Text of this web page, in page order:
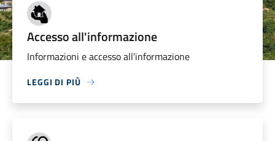
Accesso all'informazione
Informazioni e accesso all'informazione
LEGGI DI PIÙ